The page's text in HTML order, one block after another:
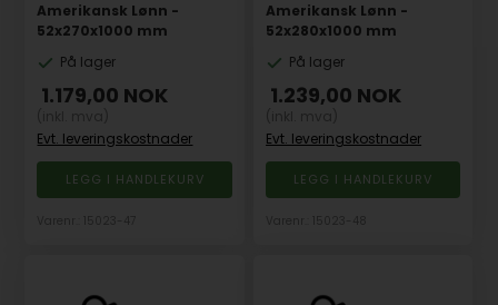
Amerikansk Lønn -
52x270x1000 mm
På lager
1.179,00 NOK
Evt. leveringskostnader
Amerikansk Lønn -
52x280x1000 mm
På lager
1.239,00 NOK
Evt. leveringskostnader